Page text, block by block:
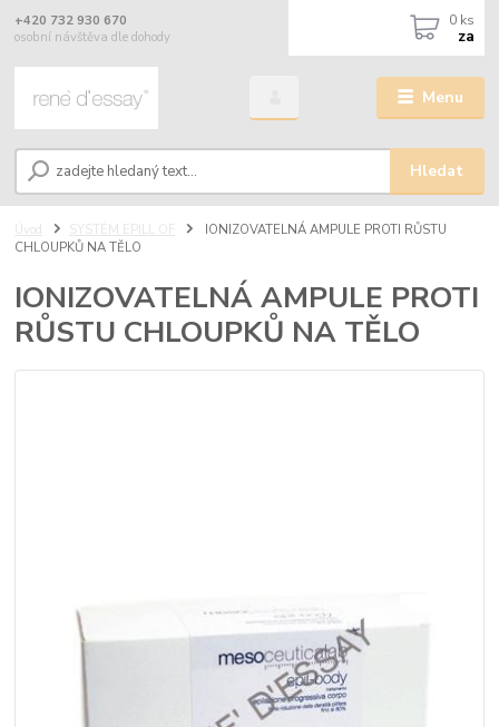
Menu
Hledat
+420 732 930 670
osobní návštěva dle dohody
0 ks
za
Úvod SYSTÉM EPILL OF
IONIZOVATELNÁ AMPULE PROTI RŮSTU
CHLOUPKŮ NA TĚLO
IONIZOVATELNÁ AMPULE PROTI
RŮSTU CHLOUPKŮ NA TĚLO